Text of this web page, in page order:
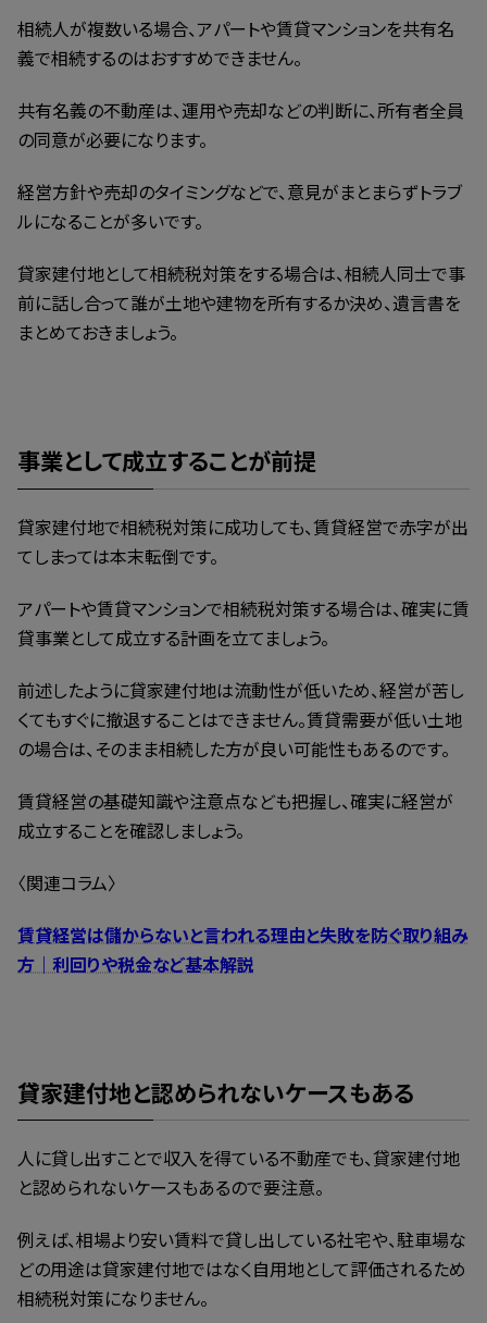
相続人が複数いる場合、アパートや賃貸マンションを共有名
義で相続するのはおすすめできません。
共有名義の不動産は、運用や売却などの判断に、所有者全員
の同意が必要になります。
経営方針や売却のタイミングなどで、意見がまとまらずトラブ
ルになることが多いです。
貸家建付地として相続税対策をする場合は、相続人同士で事
前に話し合って誰が土地や建物を所有するか決め、遺言書を
まとめておきましょう。
事業として成立することが前提
貸家建付地で相続税対策に成功しても、賃貸経営で赤字が出
てしまっては本末転倒です。
アパートや賃貸マンションで相続税対策する場合は、確実に賃
貸事業として成立する計画を立てましょう。
前述したように貸家建付地は流動性が低いため、経営が苦し
くてもすぐに撤退することはできません。賃貸需要が低い土地
の場合は、そのまま相続した方が良い可能性もあるのです。
賃貸経営の基礎知識や注意点なども把握し、確実に経営が
成立することを確認しましょう。
〈関連コラム〉
賃貸経営は儲からないと言われる理由と失敗を防ぐ取り組み
方｜利回りや税金など基本解説
貸家建付地と認められないケースもある
人に貸し出すことで収入を得ている不動産でも、貸家建付地
と認められないケースもあるので要注意。
例えば、相場より安い賃料で貸し出している社宅や、駐車場な
どの用途は貸家建付地ではなく自用地として評価されるため
相続税対策になりません。